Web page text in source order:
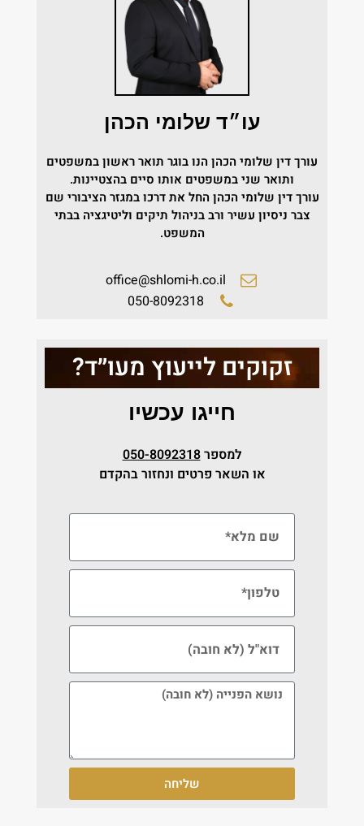
עו״ד שלומי הכהן
עורך דין שלומי הכהן הנו בוגר תואר ראשון במשפטים
ותואר שני במשפטים אותו סיים בהצטיינות.
עורך דין שלומי הכהן החל את דרכו במגזר הציבורי שם
צבר ניסיון עשיר ורב בניהול תיקים וליטיגציה בבתי
המשפט.
office@shlomi-h.co.il
050-8092318
זקוקים לייעוץ מעו״ד?
חייגו עכשיו
למספר050-8092318
או השאר פרטים ונחזור בהקדם
שליחה